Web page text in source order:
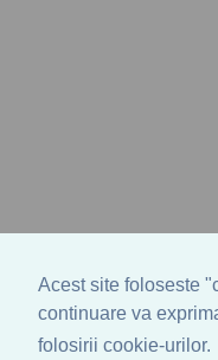
Acest site foloseste
continuare va
folosirii cookie-urilor.